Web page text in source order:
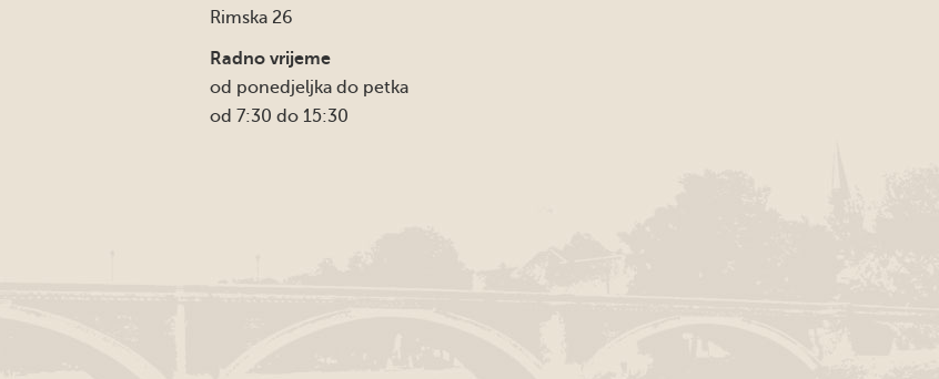
Rimska 26
Radno vrijeme
od ponedjeljka do petka
od 7:30 do 15:30